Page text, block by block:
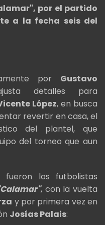
por el partido
a la fecha seis del
por Gustavo
detalles para
López, en busca
revertir en casa, el
del plantel, que
del torneo que aun
los futbolistas
, con la vuelta
y por primera vez en
Josías Palais: